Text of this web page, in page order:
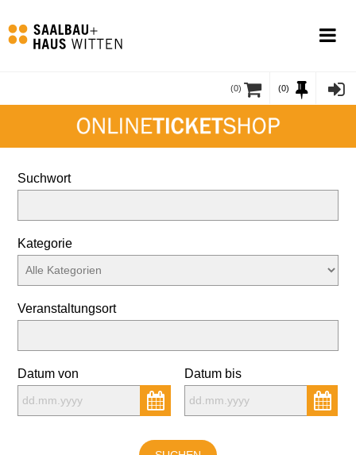
(0) (0)
Suchwort
Kategorie
Veranstaltungsort
Datum von Datum bis